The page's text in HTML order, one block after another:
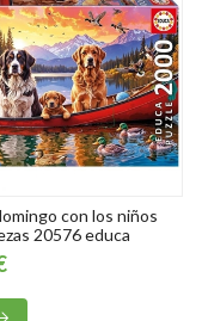
con los niños
20576 educa